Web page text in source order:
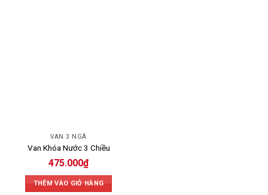
VAN 3 NGÃ
Van Khóa Nước 3 Chiều
475.000₫
THÊM VÀO GIỎ HÀNG